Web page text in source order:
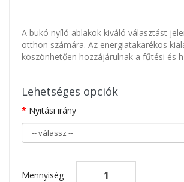
A bukó nyíló ablakok kiváló választást
otthon számára. Az energiatakarékos
köszönhetően hozzájárulnak a fűtési és
Lehetséges opciók
Nyitási irány
Mennyiség